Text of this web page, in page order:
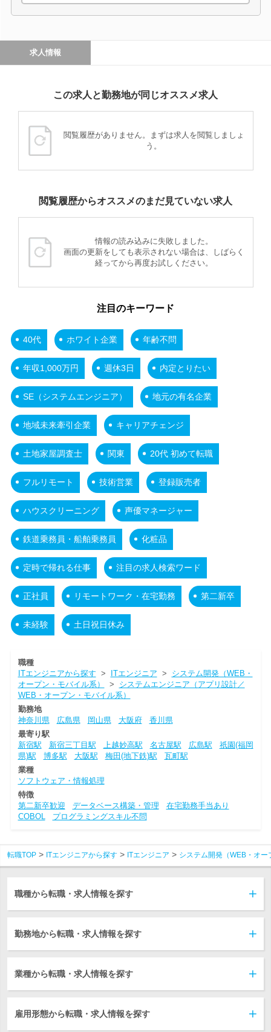
求人情報
この求人と勤務地が同じオススメ求人
閲覧履歴がありません。まずは求人を閲覧しましょ
う。
閲覧履歴からオススメのまだ見ていない求人
情報の読み込みに失敗しました。
画面の更新をしても表示されない場合は、しばらく
経ってから再度お試しください。
注目のキーワード
40代 ホワイト企業 年齢不問
年収1,000万円 週休3日 内定とりたい
SE（システムエンジニア） 地元の有名企業
地域未来牽引企業 キャリアチェンジ
土地家屋調査士 関東 20代 初めて転職
フルリモート 技術営業 登録販売者
ハウスクリーニング 声優マネージャー
鉄道乗務員・船舶乗務員 化粧品
定時で帰れる仕事 注目の求人検索ワード
正社員 リモートワーク・在宅勤務 第二新卒
未経験 土日祝日休み
職種
ITエンジニアから探す > ITエンジニア > システム開発（WEB・
オープン・モバイル系）
> システムエンジニア（アプリ設計／
WEB・オープン・モバイル系）
勤務地
神奈川県
広島県 岡山県 大阪府
香川県
最寄り駅
新宿駅
新宿三丁目駅 上越妙高駅 名古屋駅 広島駅
祇園(福岡
県)駅
博多駅 大阪駅 梅田(地下鉄)駅
瓦町駅
業種
ソフトウェア・情報処理
特徴
第二新卒歓迎
データベース構築・管理
在宅勤務手当あり
COBOL
プログラミングスキル不問
転職TOP ITエンジニアから探す ITエンジニア システム開発（WEB・オ
職種から転職・求人情報を探す
勤務地から転職・求人情報を探す
業種から転職・求人情報を探す
雇用形態から転職・求人情報を探す